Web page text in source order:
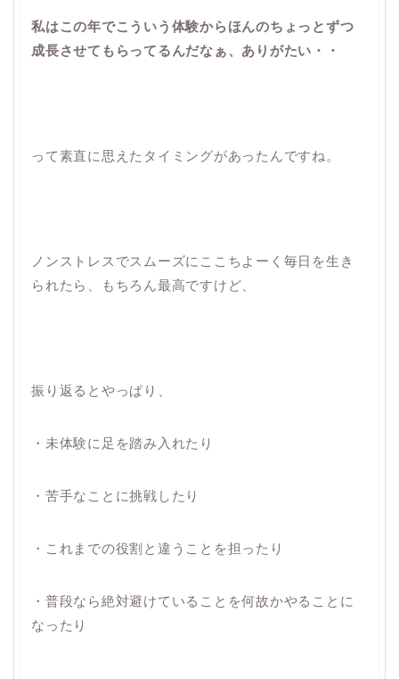
私はこの年でこういう体験からほんのちょっとずつ
成長させてもらってるんだなぁ、ありがたい・・
って素直に思えたタイミングがあったんですね。
ノンストレスでスムーズにここちよーく毎日を生き
られたら、もちろん最高ですけど、
振り返るとやっぱり、
・未体験に足を踏み入れたり
・苦手なことに挑戦したり
・これまでの役割と違うことを担ったり
・普段なら絶対避けていることを何故かやることに
なったり